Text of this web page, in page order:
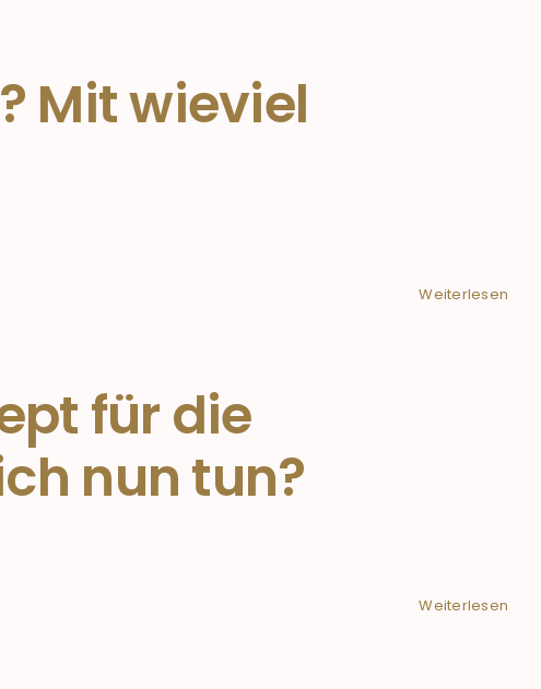
Mit wieviel
Weiterlesen
für die
nun tun?
Weiterlesen